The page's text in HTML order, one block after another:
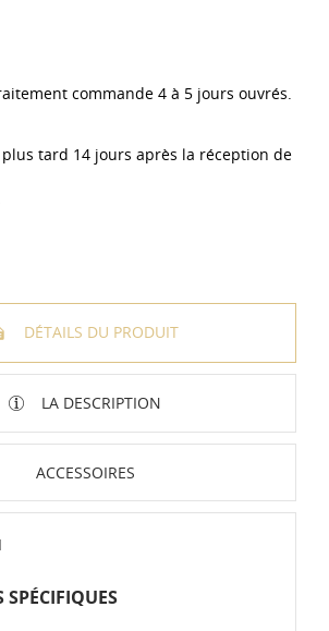
commande 4 à 5 jours ouvrés.
plus tard 14 jours après la réception de
DÉTAILS DU PRODUIT
LA DESCRIPTION
ACCESSOIRES
SPÉCIFIQUES